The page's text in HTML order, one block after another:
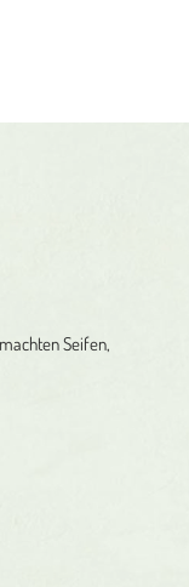
Seifen,